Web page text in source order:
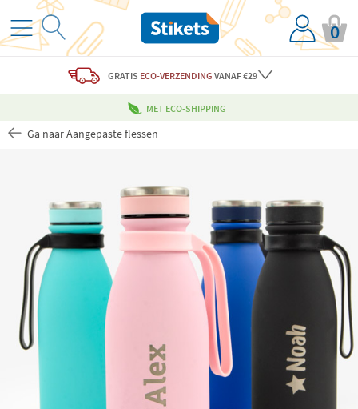
0
GRATIS ECO-VERZENDING VANAF €29
MET ECO-SHIPPING
Ga naar Aangepaste flessen